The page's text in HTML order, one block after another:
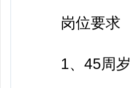
岗位要求
1、45周岁